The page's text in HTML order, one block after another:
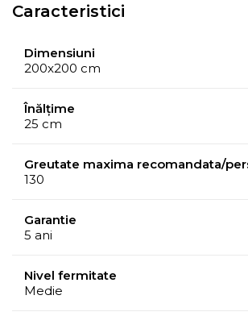
individual tipPocket
Memory®pentru un
Caracteristici
Dimensiuni
200x200 cm
Înălțime
25 cm
Greutate maxima recomandata/
130
Garantie
5 ani
Nivel fermitate
Medie